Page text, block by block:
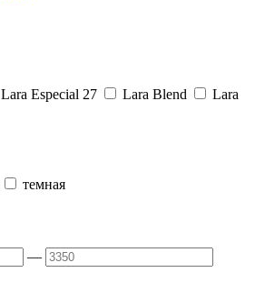
Lara Especial 27 Lara Blend
Lara
темная
—